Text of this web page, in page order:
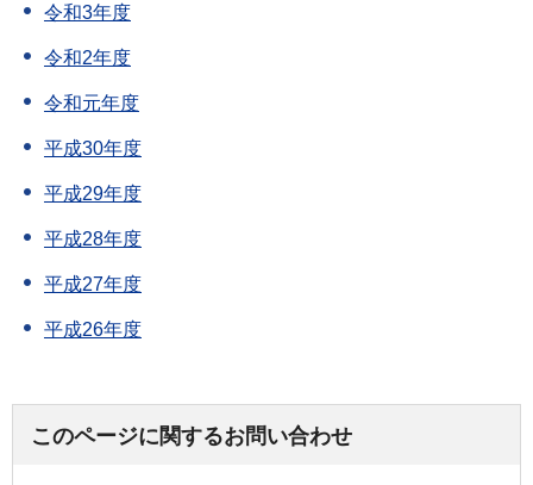
令和3年度
令和2年度
令和元年度
平成30年度
平成29年度
平成28年度
平成27年度
平成26年度
このページに関するお問い合わせ